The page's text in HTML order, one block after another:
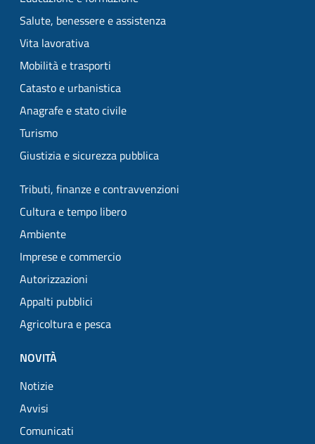
Salute, benessere e assistenza
Vita lavorativa
Mobilità e trasporti
Catasto e urbanistica
Anagrafe e stato civile
Turismo
Giustizia e sicurezza pubblica
Tributi, finanze e contravvenzioni
Cultura e tempo libero
Ambiente
Imprese e commercio
Autorizzazioni
Appalti pubblici
Agricoltura e pesca
NOVITÀ
Notizie
Avvisi
Comunicati